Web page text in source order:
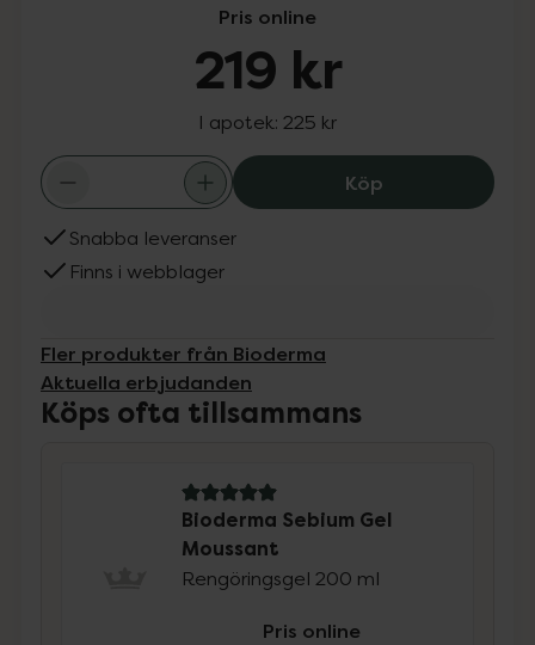
Pris online
219 kr
I apotek: 225 kr
KöpBioderma
Snabba leveranser
Finns i webblager
Fler produkter från Bioderma
Aktuella erbjudanden
Köps ofta tillsammans
5 av 5 i omdöme
Bioderma Sebium Gel
Moussant
Rengöringsgel 200 ml
Pris online